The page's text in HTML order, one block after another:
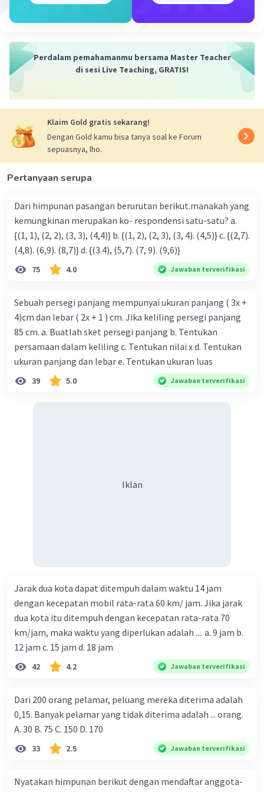
dengan fungsi g. Jadi, kita mendapatkan f(g(x)) = 4(g(x))
3. Kemudian, kita perlu menghitung ekspresi tersebut.
Jadi, kita mendapatkan f(g(x)) = 4x^(2) - 8x + 12 + 1.
Kesimpulan:
Perdalam pemahamanmu bersama Master Teacher
di sesi Live Teaching, GRATIS!
Klaim Gold gratis sekarang!
Dengan Gold kamu bisa tanya soal ke Forum
sepuasnya, lho.
Pertanyaan serupa
Dari himpunan pasangan berurutan berikut.manakah yang
kemungkinan merupakan ko- respondensi satu-satu? a.
{(1, 1), (2, 2), (3, 3), (4,4)} b. {(1, 2), (2, 3), (3, 4). (4,5)} c. {(2,7).
(4,8). (6,9). (8,7)} d. {(3.4), (5,7). (7, 9). (9,6)}
75 4.0 Jawaban terverifikasi
Sebuah persegi panjang mempunyai ukuran panjang ( 3x +
4)cm dan lebar ( 2x + 1 ) cm. Jika keliling persegi panjang
85 cm. a. Buatlah sket persegi panjang b. Tentukan
persamaan dalam keliling c. Tentukan nilai x d. Tentukan
ukuran panjang dan lebar e. Tentukan ukuran luas
39 5.0 Jawaban terverifikasi
Iklan
Jarak dua kota dapat ditempuh dalam waktu 14 jam
dengan kecepatan mobil rata-rata 60 km/ jam. Jika jarak
dua kota itu ditempuh dengan kecepatan rata-rata 70
km/jam, maka waktu yang diperlukan adalah .... a. 9 jam b.
12 jam c. 15 jam d. 18 jam
42 4.2 Jawaban terverifikasi
Dari 200 orang pelamar, peluang mereka diterima adalah
0,15. Banyak pelamar yang tidak diterima adalah ... orang.
A. 30 B. 75 C. 150 D. 170
33 2.5 Jawaban terverifikasi
Nyatakan himpunan berikut dengan mendaftar anggota-